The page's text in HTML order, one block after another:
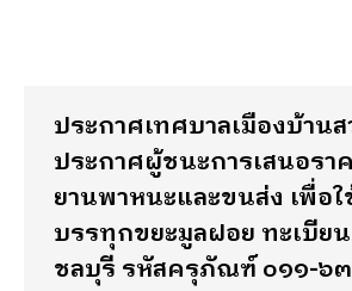
ประกาศเทศบาลเมืองบ้านส
ประกาศผู้ชนะการเสนอรา
ยานพาหนะและขนส่ง เพื่อ
บรรทุกขยะมูลฝอย ทะเบีย
ชลบุรี รหัสครุภัณฑ์ ๐๑๑-๖